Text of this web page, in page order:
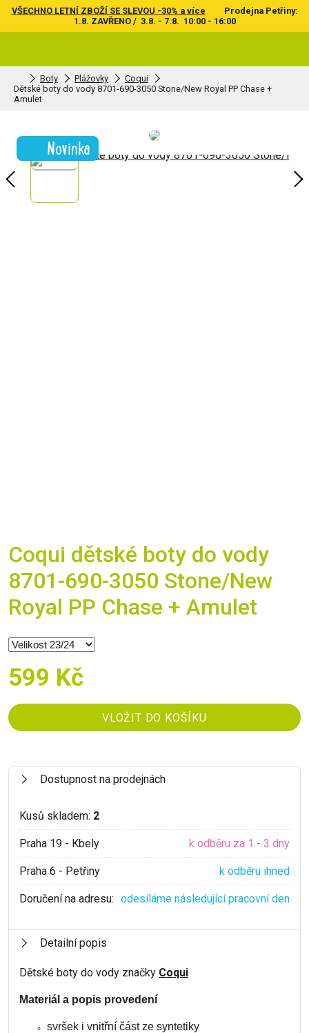
VŠECHNO LETNÍ ZBOŽÍ SE SLEVOU -30% a více
Prodejna Petřiny:
1.8. ZAVŘENO / 3.8. - 7.8. 10:00 - 16:00
Boty Plážovky
Coqui
Dětské boty do vody 8701-690-3050 Stone/New Royal PP Chase +
Amulet
Novinka
Coqui dětské boty do vody
8701-690-3050 Stone/New
Royal PP Chase + Amulet
599 Kč
Dostupnost na prodejnách
Kusů skladem: 2
Praha 19 - Kbely k odběru za 1 - 3 dny
Praha 6 - Petřiny k odběru ihned
Doručení na adresu: odesíláme následující pracovní den
Detailní popis
Dětské boty do vody značky Coqui
Materiál a popis provedení
svršek i vnitřní část ze syntetiky